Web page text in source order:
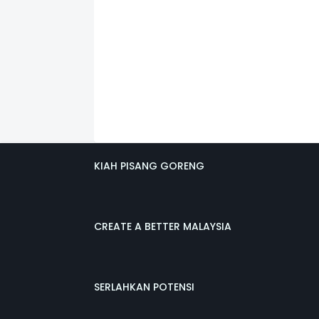
KIAH PISANG GORENG
CREATE A BETTER MALAYSIA
SERLAHKAN POTENSI